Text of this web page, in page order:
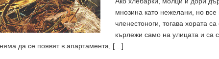
мнозина като нежелани, но все
членестоноги, тогава хората
кърлежи само на улицата и са
да се появят в апартамента, […]